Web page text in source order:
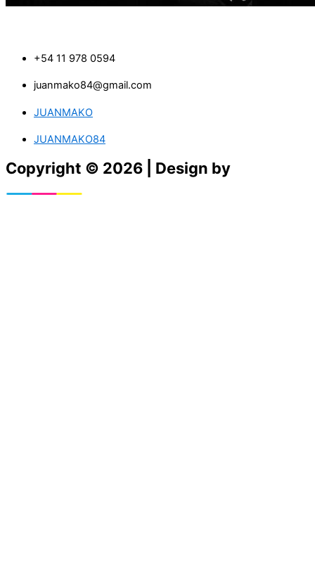
+54 11 978 0594
juanmako84@gmail.com
JUANMAKO
JUANMAKO84
Copyright © 2026 | Design by